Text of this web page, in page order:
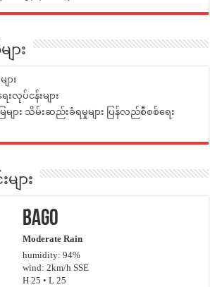
ား
ား
ပ်ငန်းများ
များ သိမ်းဆည်းခံရမှုများ ပြန်လည်စီစစ်ရေး
ျား
Bago
Moderate Rain
humidity: 94%
wind: 2km/h SSE
H 25 • L 25